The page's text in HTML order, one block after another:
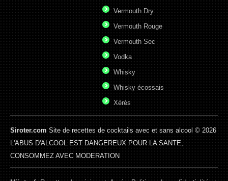
Vermouth Dry
Vermouth Rouge
Vermouth Sec
Vodka
Whisky
Whisky écossais
Xérès
Siroter.comSite de recettes de cocktails avec et sans alcool © 2026
L'ABUS D'ALCOOL EST DANGEREUX POUR LA SANTE,
CONSOMMEZ AVEC MODERATION